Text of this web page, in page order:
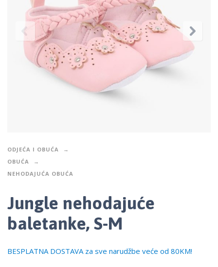
ODJEĆA I OBUĆA
OBUĆA
NEHODAJUĆA OBUĆA
Jungle nehodajuće
baletanke, S-M
BESPLATNA DOSTAVA za sve narudžbe veće od 80KM!